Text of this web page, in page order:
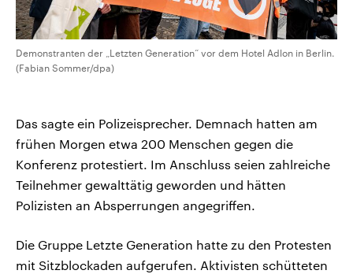
Demonstranten der „Letzten Generation“ vor dem Hotel Adlon in Berlin.
(Fabian Sommer/dpa)
Das sagte ein Polizeisprecher. Demnach hatten am
frühen Morgen etwa 200 Menschen gegen die
Konferenz protestiert. Im Anschluss seien zahlreiche
Teilnehmer gewalttätig geworden und hätten
Polizisten an Absperrungen angegriffen.
Die Gruppe Letzte Generation hatte zu den Protesten
mit Sitzblockaden aufgerufen. Aktivisten schütteten